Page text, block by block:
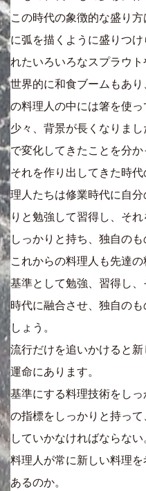
この時代の象徴的な盛り
に弧を描くように盛りつ
れたいろいろなスプラウト
世界的に和食ブームもあ
の料理人の中には箸を使っ
少々、背景が長くなりま
で変化してきたことを分か
それを作り出してきた時
理人たちは修業時代に自
りと勉強して習得し、そ
しっかりと持ち、独自の
これからの料理人も先達
基準として勉強、習得し
時代に融合させ、独自の
しょう。
流行だけを追いかけると
運命にあります。
基準にする料理技術をし
の指標をしっかりと持っ
していかなければならない
料理人が常に新しい料理
あるのか。